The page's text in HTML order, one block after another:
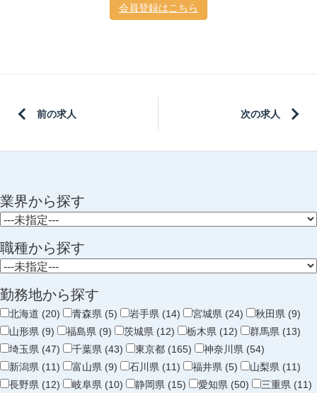
会員登録はこちら
前の求人 次の求人
業界から探す
職種から探す
勤務地から探す
北海道 (20) 青森県 (5) 岩手県 (14) 宮城県 (24)
秋田県 (9)
山形県 (9)
福島県 (9) 茨城県 (12) 栃木県 (12)
群馬県 (13)
埼玉県 (47)
千葉県 (43) 東京都 (165)
神奈川県 (54)
新潟県 (11)
富山県 (9) 石川県 (11) 福井県 (5)
山梨県 (11)
長野県 (12)
岐阜県 (10) 静岡県 (15) 愛知県 (50)
三重県 (11)